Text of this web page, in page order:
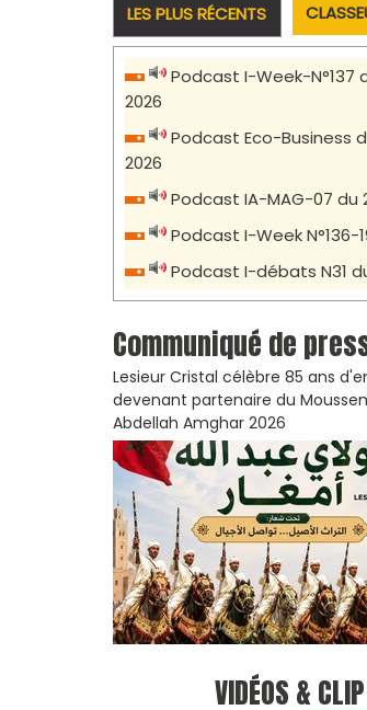
LES PLUS RÉCENTS
Podcast I-Week-N°137
2026
Podcast Eco-Business
2026
Podcast IA-MAG-07 du
Podcast I-Week N°136-
Podcast I-débats N31
Communiqué de
Lesieur Cristal célèbre 85 ans
devenant partenaire du
Abdellah Amghar 2026
VIDÉOS &